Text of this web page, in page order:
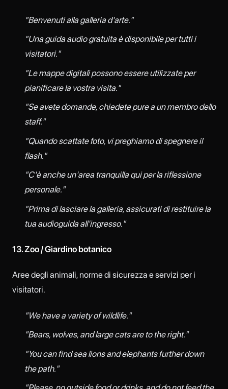
"Benvenuti alla galleria d'arte."
"Una guida audio gratuita è disponibile per tutti i
visitatori."
"Le mappe digitali possono essere utilizzate per
pianificare la vostra visita."
"Se avete domande, chiedete pure a un membro dello
staff."
"Quando scattate foto, vi preghiamo di spegnere il
flash."
"C'è anche un'area tranquilla qui per la riflessione
personale."
"Prima di lasciare la galleria, assicurati di restituire la
tua audioguida all'ingresso."
13. Zoo / Giardino botanico
Aree degli animali, norme di sicurezza e servizi per i
visitatori.
"We have a variety of wildlife."
"Bears, wolves, and large cats are to the right."
"You can find sea lions and elephants further down
the path."